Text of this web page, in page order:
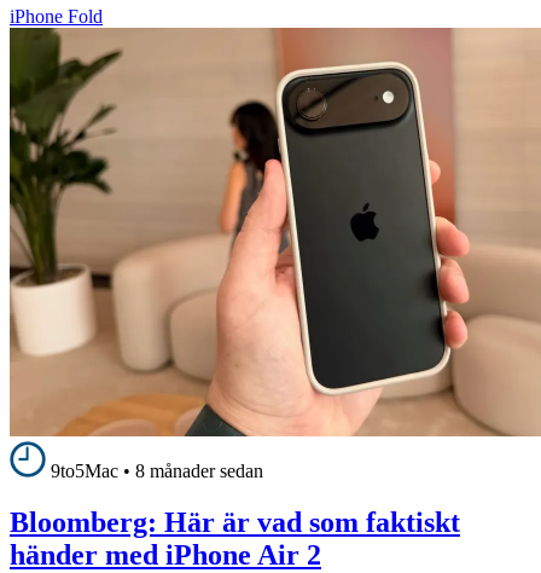
iPhone Fold
9to5Mac • 8 månader sedan
Bloomberg: Här är vad som faktiskt
händer med iPhone Air 2